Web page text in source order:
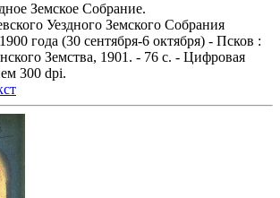
Земское Собрание.
Уездного Земского Собрания
года (30 сентября-6 октября) - Псков :
Земства, 1901. - 76 с. - Цифровая
300 dpi.